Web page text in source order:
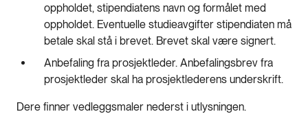
oppholdet, stipendiatens navn og formålet med
oppholdet. Eventuelle studieavgifter stipendiaten må
betale skal stå i brevet. Brevet skal være signert.
Anbefaling fra prosjektleder. Anbefalingsbrev fra
prosjektleder skal ha prosjektlederens underskrift.
Dere finner vedleggsmaler nederst i utlysningen.